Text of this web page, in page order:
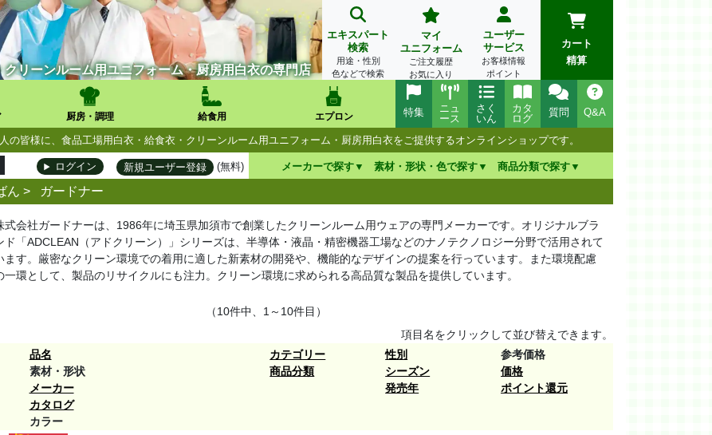
リーンルーム用ユニフォーム・厨房用白衣の専門店
エキスパート
検索
用途・性別
色などで検索
マイ
ユニフォーム
ご注文履歴
お気に入り
ユーザー
サービス
お客様情報
ポイント
カート
精算
厨房・調理 給食用 エプロン Q&A
質問
カタ
ログ
さく
いん
ニュ
ース
特集
皆様に、食品工場用白衣・給食衣・クリーンルーム用ユニフォーム・厨房用白衣をご提供するオンラインショップです。
ログイン 新規ユーザー登録 (無料) メーカーで探す 素材・形状・色で探す 商品分類で探す
ん > ガードナー
式会社ガードナーは、1986年に埼玉県加須市で創業したクリーンルーム用ウェアの専門メーカーです。オリジナルブラ
ド「ADCLEAN（アドクリーン）」シリーズは、半導体・液晶・精密機器工場などのナノテクノロジー分野で活用されて
ます。厳密なクリーン環境での着用に適した新素材の開発や、機能的なデザインの提案を行っています。また環境配慮
一環として、製品のリサイクルにも注力。クリーン環境に求められる高品質な製品を提供しています。
（10件中、1～10件目）
項目名をクリックして並び替えできます。
品名
素材・形状
メーカー
カタログ
カラー
カテゴリー
商品分類
性別
シーズン
発売年
参考価格
価格
ポイント還元